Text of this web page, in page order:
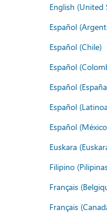
English (United
Español
Español (Chile)
Español
Español
Español
Español
Euskara
Filipino
Français
Français